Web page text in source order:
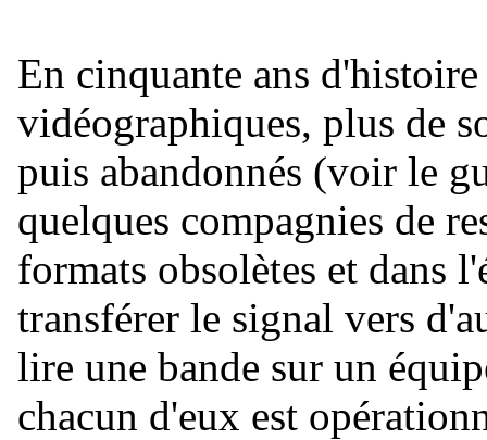
En cinquante ans
vidéographiques, plus de
puis abandonnés (voir le
quelques compagnies de
formats obsolètes et dans
transférer le signal vers
lire une bande sur un
chacun d'eux est